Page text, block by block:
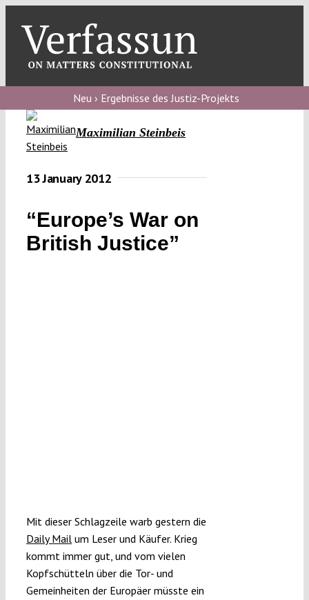
content
blog
Verfassungs
Verfassungs
Verfassungs
editorial
Neu › Ergebnisse des Justiz-Projekts
Maximilian Steinbeis
13 January 2012
“Europe’s War on
British Justice”
Mit dieser Schlagzeile warb gestern die
Daily Mailum Leser und Käufer. Krieg
kommt immer gut, und vom vielen
Kopfschütteln über die Tor- und
Gemeinheiten der Europäer müsste ein